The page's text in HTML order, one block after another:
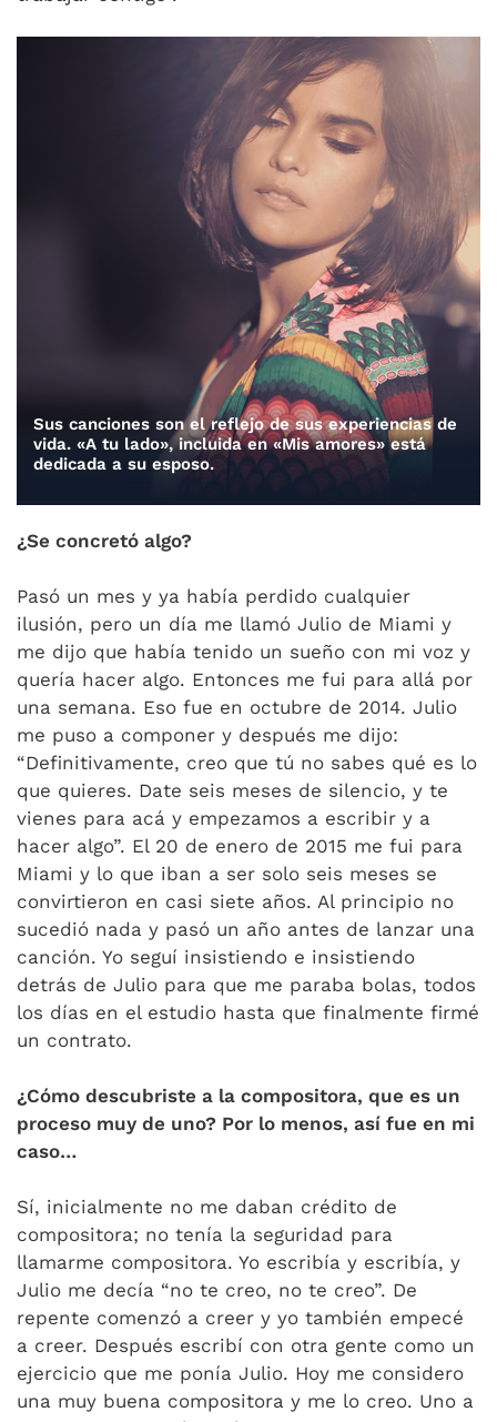
Sus canciones son el reflejo de sus experiencias de
vida. «A tu lado», incluida en «Mis amores» está
dedicada a su esposo.
¿Se concretó algo?
Pasó un mes y ya había perdido cualquier
ilusión, pero un día me llamó Julio de Miami y
me dijo que había tenido un sueño con mi voz y
quería hacer algo. Entonces me fui para allá por
una semana. Eso fue en octubre de 2014. Julio
me puso a componer y después me dijo:
“Definitivamente, creo que tú no sabes qué es lo
que quieres. Date seis meses de silencio, y te
vienes para acá y empezamos a escribir y a
hacer algo”. El 20 de enero de 2015 me fui para
Miami y lo que iban a ser solo seis meses se
convirtieron en casi siete años. Al principio no
sucedió nada y pasó un año antes de lanzar una
canción. Yo seguí insistiendo e insistiendo
detrás de Julio para que me paraba bolas, todos
los días en el estudio hasta que finalmente firmé
un contrato.
¿Cómo descubriste a la compositora, que es un
proceso muy de uno? Por lo menos, así fue en mi
caso…
Sí, inicialmente no me daban crédito de
compositora; no tenía la seguridad para
llamarme compositora. Yo escribía y escribía, y
Julio me decía “no te creo, no te creo”. De
repente comenzó a creer y yo también empecé
a creer. Después escribí con otra gente como un
ejercicio que me ponía Julio. Hoy me considero
una muy buena compositora y me lo creo. Uno a